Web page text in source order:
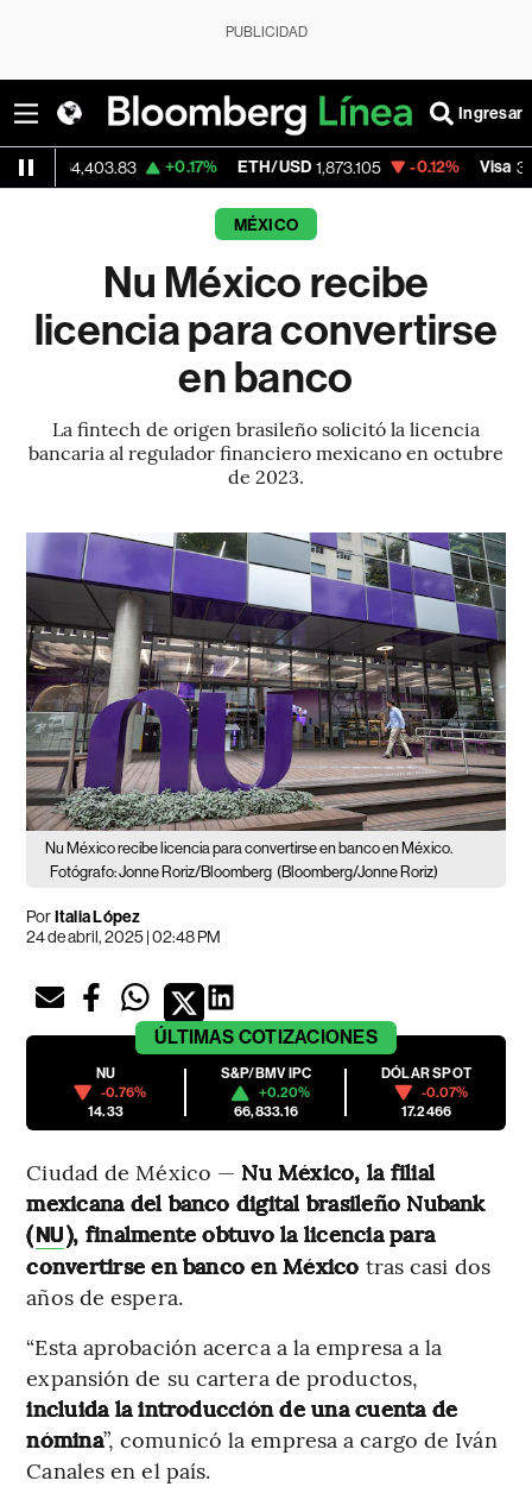
PUBLICIDAD
Ingresar
64,403.83 +0.17% ETH/USD 1,873.105 -0.12% Visa 369.59
MÉXICO
Nu México recibe
licencia para convertirse
en banco
La fintech de origen brasileño solicitó la licencia
bancaria al regulador financiero mexicano en octubre
de 2023.
Nu México recibe licencia para convertirse en banco en México.
Fotógrafo: Jonne Roriz/Bloomberg (Bloomberg/Jonne Roriz)
PorItalia López
24 de abril, 2025 | 02:48 PM
ÚLTIMAS COTIZACIONES
NU
-0.76%
14.33
S&P/BMV IPC
+0.20%
66,833.16
DÓLAR SPOT
-0.07%
17.2466
Ciudad de México — Nu México, la filial
mexicana del banco digital brasileño Nubank
(NU), finalmente obtuvo la licencia para
convertirse en banco en México tras casi dos
años de espera.
“Esta aprobación acerca a la empresa a la
expansión de su cartera de productos,
incluida la introducción de una cuenta de
nómina”, comunicó la empresa a cargo de Iván
Canales en el país.